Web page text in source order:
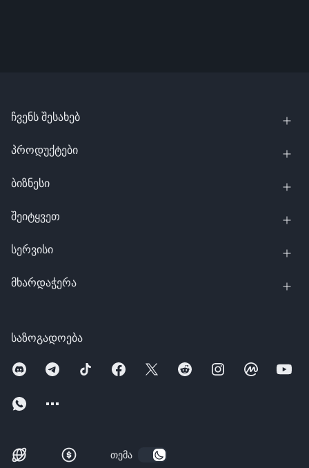
საზოგადოება
თემა
ჩვენს შესახებ
პროდუქტები
ბიზნესი
შეიტყვეთ
სერვისი
მხარდაჭერა